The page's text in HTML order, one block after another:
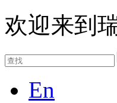
欢迎来到
En